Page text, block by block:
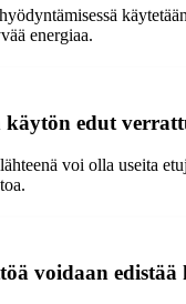
energiaa.
edut
voi olla useita
voidaan